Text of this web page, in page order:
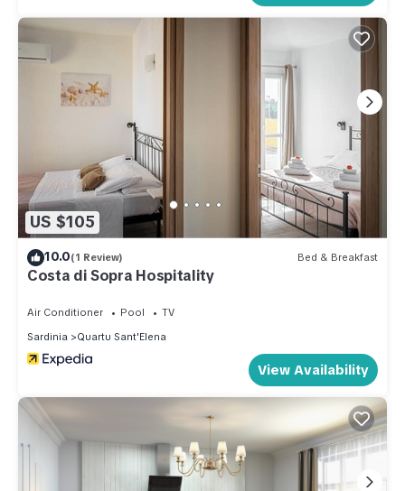
US $105
10.0(1 Review) Bed & Breakfast
Costa di Sopra Hospitality
Air Conditioner Pool
TV
Sardinia
Quartu Sant'Elena
View Availability